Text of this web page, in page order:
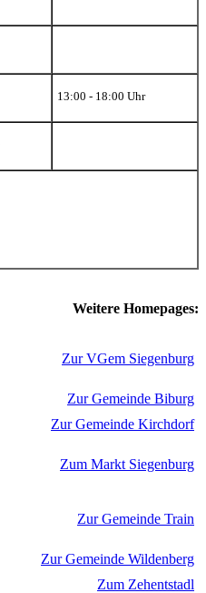
13:00 - 18:00 Uhr
Weitere Homepages:
Zur VGem Siegenburg
Zur Gemeinde Biburg
Zur Gemeinde Kirchdorf
Zum Markt Siegenburg
Zur Gemeinde Train
Zur Gemeinde Wildenberg
Zum Zehentstadl